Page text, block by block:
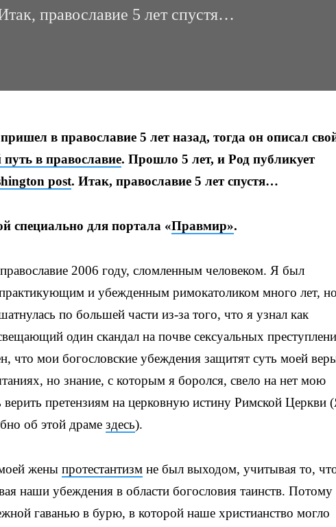
православие 5 лет спустя…
в православие 5 лет назад, тогда он описал
в православие. Прошло 5 лет, и Род публикует
post. Итак, православие 5 лет спустя…
специально для портала «Правмир».
2006 году, сломленным человеком. Я был
и убежденным римокатоликом много лет, но
по большей части из-за того, что я узнал как
один скандал на почве сексуальных
что мои богословские убеждения защитят суть моей
но знание, с которым я боролся, свело на нет мою
верить претензиям на церковную истину Римской Церкви
об этой драме здесь).
жены протестантизм не был выходом, учитывая то,
наши убеждения в области богословия таинств. Потому
гаванью в бурю, в которой наше христианство могло